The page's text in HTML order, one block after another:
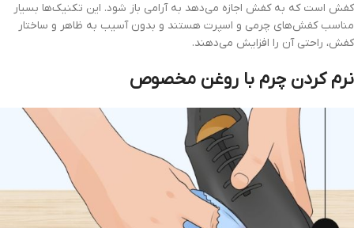
کفش است که به کفش اجازه می‌دهد به آرامی باز شود. این تکنیک‌ها بسیار
مناسب کفش‌های چرمی و اسپرت هستند و بدون آسیب به ظاهر و ساختار
کفش، راحتی آن را افزایش می‌دهند.
نرم کردن چرم با روغن مخصوص